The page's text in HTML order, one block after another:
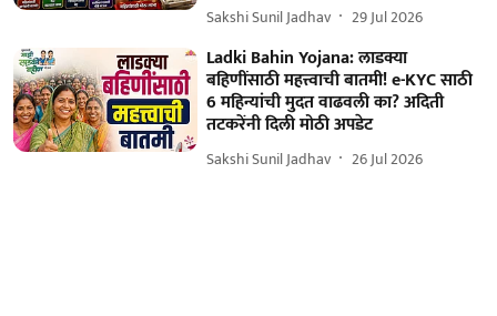
Sakshi Sunil Jadhav 29 Jul 2026
Ladki Bahin Yojana: लाडक्या
बहि‍णींसाठी महत्त्वाची बातमी! e-KYC साठी
6 महिन्यांची मुदत वाढवली का? अदिती
तटकरेंनी दिली मोठी अपडेट
Sakshi Sunil Jadhav 26 Jul 2026